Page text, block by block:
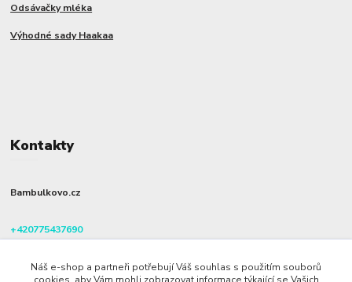
Odsávačky mléka
Výhodné sady Haakaa
Kontakty
Bambulkovo.cz
+420775437690
info@bambulkovo.cz
Náš e-shop a partneři potřebují Váš souhlas s použitím souborů
cookies, aby Vám mohli zobrazovat informace týkající se Vašich